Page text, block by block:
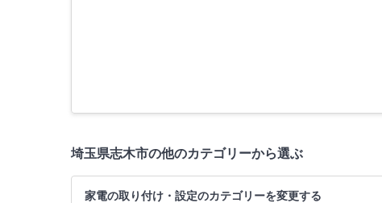
埼玉県志木市の他のカテゴリーから選ぶ
家電の取り付け・設定のカテゴリーを変更する